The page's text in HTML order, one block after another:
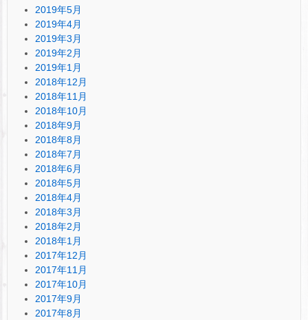
2019年5月
2019年4月
2019年3月
2019年2月
2019年1月
2018年12月
2018年11月
2018年10月
2018年9月
2018年8月
2018年7月
2018年6月
2018年5月
2018年4月
2018年3月
2018年2月
2018年1月
2017年12月
2017年11月
2017年10月
2017年9月
2017年8月